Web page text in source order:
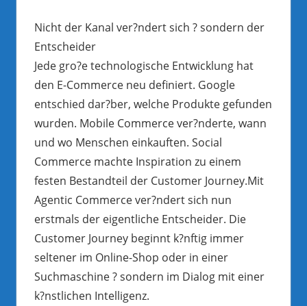
Nicht der Kanal ver?ndert sich ? sondern der
Entscheider
Jede gro?e technologische Entwicklung hat
den E-Commerce neu definiert. Google
entschied dar?ber, welche Produkte gefunden
wurden. Mobile Commerce ver?nderte, wann
und wo Menschen einkauften. Social
Commerce machte Inspiration zu einem
festen Bestandteil der Customer Journey.Mit
Agentic Commerce ver?ndert sich nun
erstmals der eigentliche Entscheider. Die
Customer Journey beginnt k?nftig immer
seltener im Online-Shop oder in einer
Suchmaschine ? sondern im Dialog mit einer
k?nstlichen Intelligenz.